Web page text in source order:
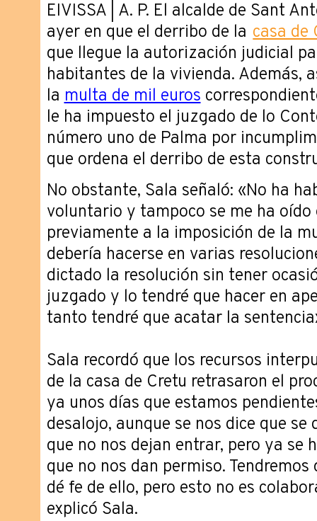
EIVISSA | A. P. El alcalde de Sant
ayer en que el derribo de la casa de
que llegue la autorización judicial
habitantes de la vivienda. Además,
lamulta de mil euros
le ha impuesto el juzgado de lo
número uno de Palma por
que ordena el derribo de esta
No obstante, Sala señaló: «No ha
voluntario y tampoco se me ha oído
previamente a la imposición de la
debería hacerse en varias
dictado la resolución sin tener
juzgado y lo tendré que hacer en
tanto tendré que acatar la
Sala recordó que los recursos
de la casa de Cretu retrasaron el
ya unos días que estamos
desalojo, aunque se nos dice que
que no nos dejan entrar, pero ya se
que no nos dan permiso.
dé fe de ello, pero esto no es
explicó Sala.